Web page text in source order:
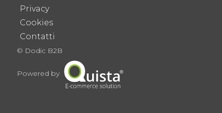
Privacy
Cookies
Contatti
© Dodic B2B
Powered by